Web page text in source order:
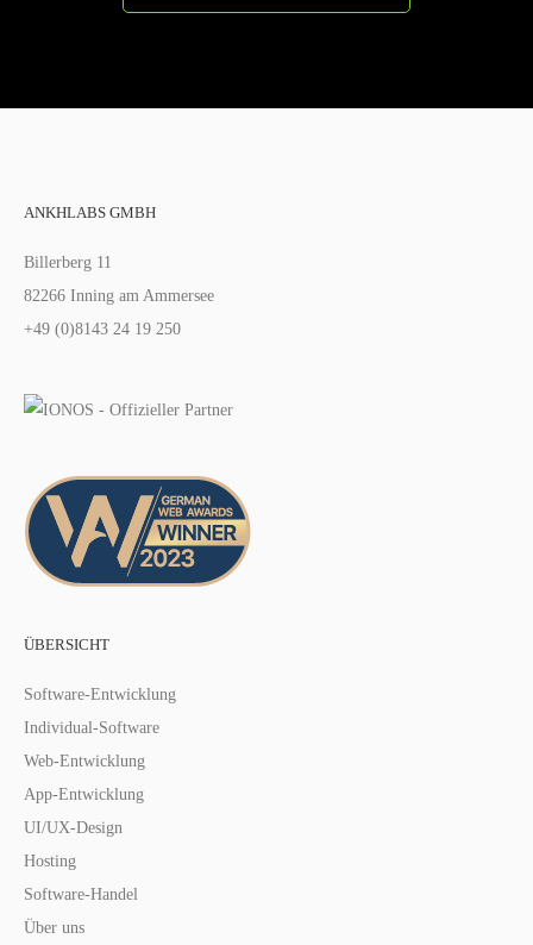
ANKHLABS GMBH
Billerberg 11
82266 Inning am Ammersee
+49 (0)8143 24 19 250
ÜBERSICHT
Software-Entwicklung
Individual-Software
Web-Entwicklung
App-Entwicklung
UI/UX-Design
Hosting
Software-Handel
Über uns